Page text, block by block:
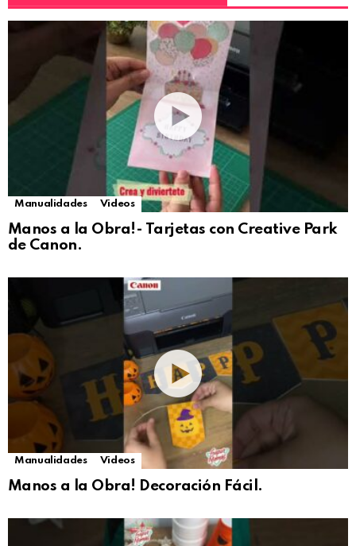
Manualidades Videos
Manos a la Obra!- Tarjetas con Creative Park
de Canon.
Manualidades Videos
Manos a la Obra! Decoración Fácil.